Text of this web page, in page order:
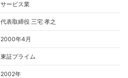
サービス業
代表取締役 三宅 孝之
2000年4月
東証プライム
2002年